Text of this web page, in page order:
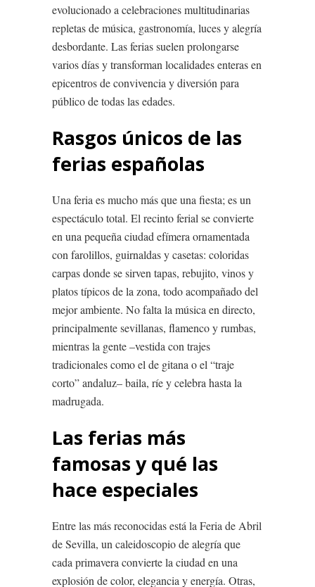
evolucionado a celebraciones multitudinarias
repletas de música, gastronomía, luces y alegría
desbordante. Las ferias suelen prolongarse
varios días y transforman localidades enteras en
epicentros de convivencia y diversión para
público de todas las edades.
Rasgos únicos de las
ferias españolas
Una feria es mucho más que una fiesta; es un
espectáculo total. El recinto ferial se convierte
en una pequeña ciudad efímera ornamentada
con farolillos, guirnaldas y casetas: coloridas
carpas donde se sirven tapas, rebujito, vinos y
platos típicos de la zona, todo acompañado del
mejor ambiente. No falta la música en directo,
principalmente sevillanas, flamenco y rumbas,
mientras la gente –vestida con trajes
tradicionales como el de gitana o el “traje
corto” andaluz– baila, ríe y celebra hasta la
madrugada.
Las ferias más
famosas y qué las
hace especiales
Entre las más reconocidas está la Feria de Abril
de Sevilla, un caleidoscopio de alegría que
cada primavera convierte la ciudad en una
explosión de color, elegancia y energía. Otras,